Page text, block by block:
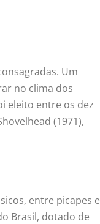
Um
no clima dos
eleito entre os dez
(1971),
entre picapes e
Brasil, dotado de